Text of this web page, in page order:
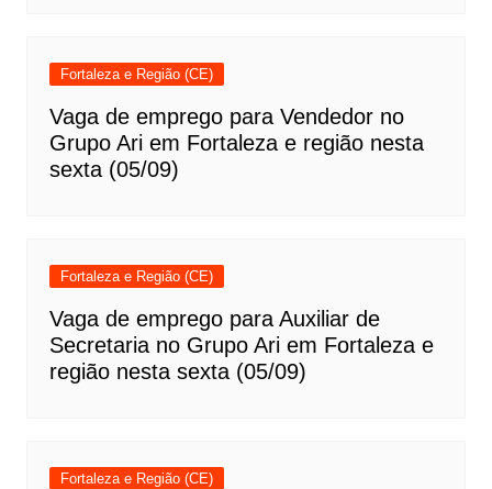
Fortaleza e Região (CE)
Vaga de emprego para Vendedor no
Grupo Ari em Fortaleza e região nesta
sexta (05/09)
Fortaleza e Região (CE)
Vaga de emprego para Auxiliar de
Secretaria no Grupo Ari em Fortaleza e
região nesta sexta (05/09)
Fortaleza e Região (CE)